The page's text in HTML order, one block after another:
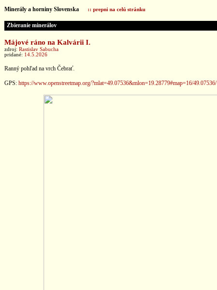
Minerály a horniny Slovenska :: prepni na celú stránku
Zbieranie minerálov
Májové ráno na Kalvárii I.
zdroj: Rastislav Sabucha
pridané: 14.5.2026
Ranný pohľad na vrch Čebrať.
GPS: https://www.openstreetmap.org/?mlat=49.07536&mlon=19.28779#map=16/